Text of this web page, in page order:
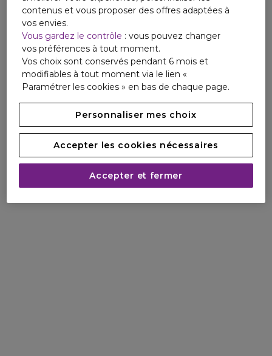
contenus et vous proposer des offres adaptées à
vos envies.
Vous gardez le contrôle : vous pouvez changer
vos préférences à tout moment.
Vos choix sont conservés pendant 6 mois et
modifiables à tout moment via le lien «
Paramétrer les cookies » en bas de chaque page.
Personnaliser mes choix
Accepter les cookies nécessaires
Accepter et fermer